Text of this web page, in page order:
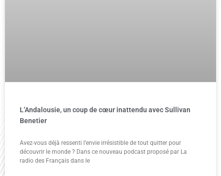
L’Andalousie, un coup de cœur inattendu avec Sullivan
Benetier
Avez-vous déjà ressenti l’envie irrésistible de tout quitter pour
découvrir le monde ? Dans ce nouveau podcast proposé par La
radio des Français dans le